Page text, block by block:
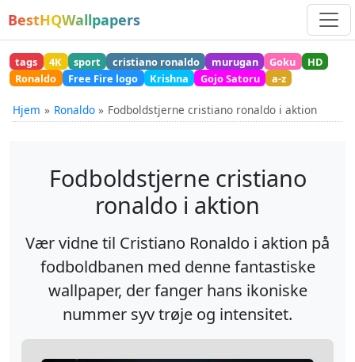
BestHQWallpapers
tags 4K sport cristiano ronaldo murugan Goku
HD
Ronaldo
Free Fire logo Krishna Gojo Satoru a-z
Hjem Ronaldo Fodboldstjerne cristiano ronaldo i aktion
Fodboldstjerne cristiano
ronaldo i aktion
Vær vidne til Cristiano Ronaldo i aktion på
fodboldbanen med denne fantastiske
wallpaper, der fanger hans ikoniske
nummer syv trøje og intensitet.